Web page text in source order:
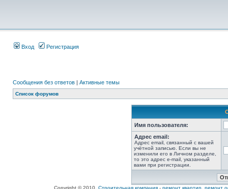
Вход Регистрация
Сообщения без ответов | Активные темы
Список форумов
Имя пользователя:
Адрес email:
Адрес email, связанный с вашей
учётной записью. Если вы не
изменили его в Личном разделе,
то это адрес e-mail, указанный
вами при регистрации.
Copyright © 2010, Строительная компания - ремонт квартир, ремонт